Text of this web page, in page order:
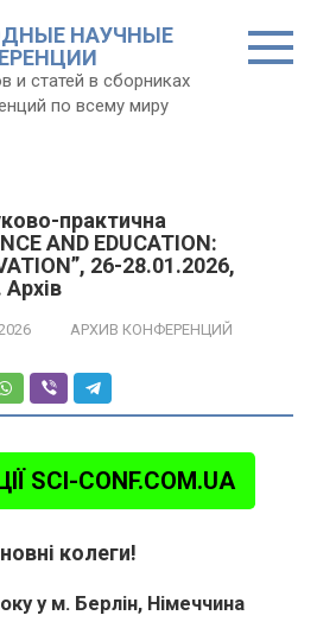
НАУЧНЫЕ
и статей в сборниках
по всему миру
практична
AND EDUCATION:
26-28.01.2026,
АРХИВ КОНФЕРЕНЦИЙ
SCI-CONF.COM.UA
колеги!
у м. Берлін, Німеччина